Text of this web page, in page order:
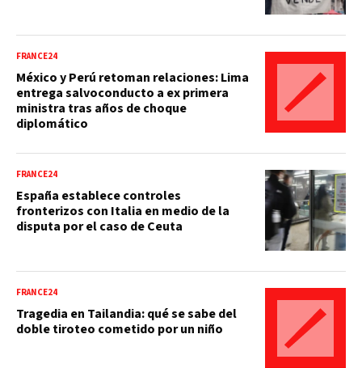
FRANCE24
México y Perú retoman relaciones: Lima
entrega salvoconducto a ex primera
ministra tras años de choque
diplomático
FRANCE24
España establece controles
fronterizos con Italia en medio de la
disputa por el caso de Ceuta
FRANCE24
Tragedia en Tailandia: qué se sabe del
doble tiroteo cometido por un niño